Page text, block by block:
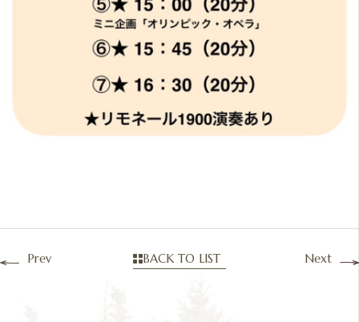
Prev Next
BACK TO LIST